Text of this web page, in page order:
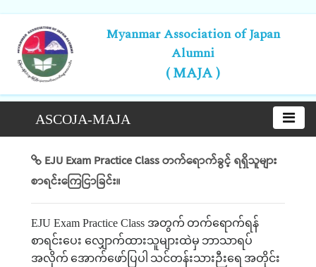
Myanmar Association of Japan
Alumni
( MAJA )
ASCOJA-MAJA
EJU Exam Practice Class တက်ရောက်ခွင့် ရရှိသူများ
စာရင်းကြေငြာခြင်း။
EJU Exam Practice Class အတွက် တက်ရောက်ရန်
စာရင်းပေး လျှောက်ထားသူများထဲမှ ဘာသာရပ်
အလိုက် အောက်ဖော်ပြပါ သင်တန်းသားဉီးရေ အတိုင်း